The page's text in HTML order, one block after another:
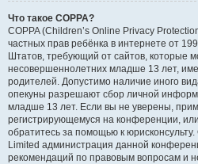
Что такое COPPA?
COPPA (Children’s Online Privacy
частных прав ребёнка в интернете от
Штатов, требующий от сайтов, которые
несовершеннолетних младше 13 лет,
родителей. Допустимо наличие иного
опекуны разрешают сбор личной
младше 13 лет. Если вы не уверены,
регистрирующемуся на конференции,
обратитесь за помощью к
Limited администрация данной
рекомендаций по правовым вопросам и